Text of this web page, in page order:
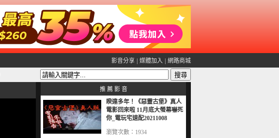
影音分享 媒體加入 網路商城
推 薦 影 音
睽違多年！《惡靈古堡》真人
電影回來啦 11月底大螢幕嚇死
你_電玩宅速配20211008
瀏覽次數：1934